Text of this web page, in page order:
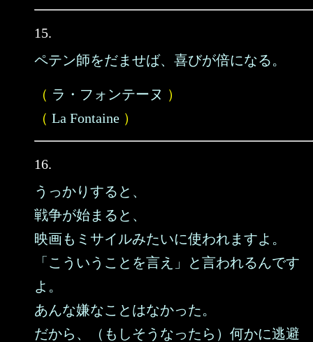
15.
ペテン師をだませば、喜びが倍になる。
（ ラ・フォンテーヌ ）
（ La Fontaine ）
16.
うっかりすると、
戦争が始まると、
映画もミサイルみたいに使われますよ。
「こういうことを言え」と言われるんです
よ。
あんな嫌なことはなかった。
だから、（もしそうなったら）何かに逃避